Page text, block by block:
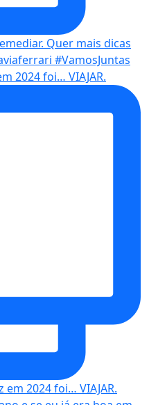
2024 foi… VIAJAR.